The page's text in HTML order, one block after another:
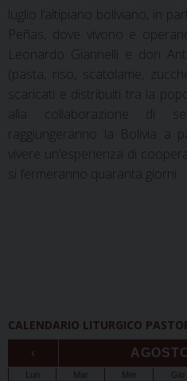
luglio l’altipiano boliviano, in
Peñas, dove vivono e
Leonardo Giannelli e don
(pasta, riso, scatolame,
scaricati e distribuiti tra la
alla collaborazione di
raggiungeranno la Bolivia a
vivere un’esperienza di
si fermeranno quaranta giorni.
CALENDARIO LITURGICO
‹
Lun Mar Mer Gio